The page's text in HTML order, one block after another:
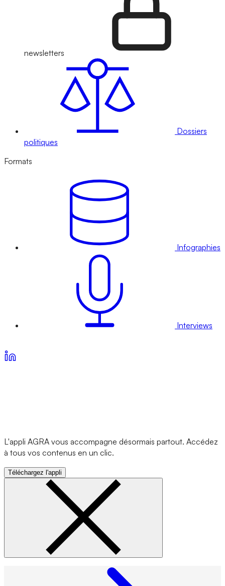
newsletters
Dossiers
politiques
Formats
Infographies
Interviews
L'appli AGRA vous accompagne désormais partout. Accédez
à tous vos contenus en un clic.
Téléchargez l'appli